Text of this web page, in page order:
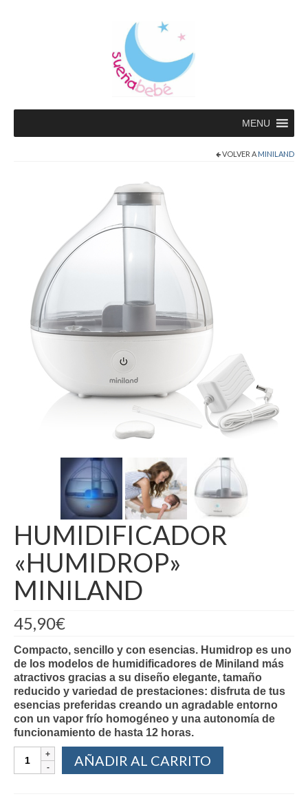
MENU
VOLVER A MINILAND
HUMIDIFICADOR
«HUMIDROP»
MINILAND
45,90€
Compacto, sencillo y con esencias. Humidrop es uno
de los modelos de humidificadores de Miniland más
atractivos gracias a su diseño elegante, tamaño
reducido y variedad de prestaciones: disfruta de tus
esencias preferidas creando un agradable entorno
con un vapor frío homogéneo y una autonomía de
funcionamiento de hasta 12 horas.
AÑADIR AL CARRITO